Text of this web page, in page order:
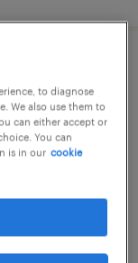
険会社／
）（神奈川
年収486 ～
to diagnose
We also use them to
can either accept or
You can
is in our cookie